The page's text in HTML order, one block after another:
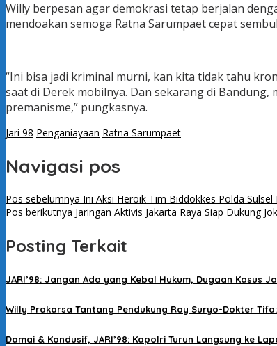
Willy berpesan agar demokrasi tetap berjalan
mendoakan semoga Ratna Sarumpaet cepat
“Ini bisa jadi kriminal murni, kan kita tidak tahu
saat di Derek mobilnya. Dan sekarang di
premanisme,” pungkasnya.
Jari 98 Penganiayaan Ratna Sarumpaet
Navigasi pos
Pos sebelumnya Ini Aksi Heroik Tim Biddokkes Polda
Pos berikutnya Jaringan Aktivis Jakarta Raya Siap Dukung
Posting Terkait
JARI’98: Jangan Ada yang Kebal Hukum, Dugaan Kasus
Willy Prakarsa Tantang Pendukung Roy Suryo-Dokter
Damai & Kondusif, JARI’98: Kapolri Turun Langsung ke